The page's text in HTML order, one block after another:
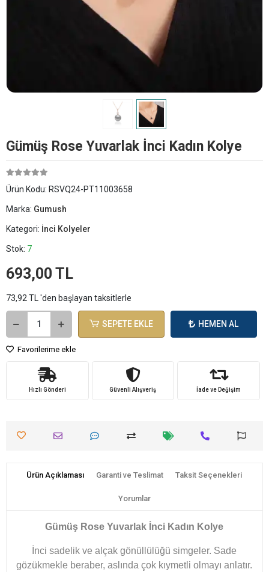
Gümüş Rose Yuvarlak İnci Kadın Kolye
Ürün Kodu: RSVQ24-PT11003658
Marka: Gumush
Kategori: İnci Kolyeler
Stok: 7
693,00 TL
73,92 TL 'den başlayan taksitlerle
SEPETE EKLE HEMEN AL
Favorilerime ekle
Hızlı Gönderi Güvenli Alışveriş İade ve Değişim
Ürün Açıklaması Garanti ve Teslimat Taksit Seçenekleri
Yorumlar
Gümüş Rose Yuvarlak İnci Kadın Kolye
İnci sadelik ve alçak gönüllülüğü simgeler. Sade
gözükmekle beraber, aslında çok kıymetli olmayı anlatır.